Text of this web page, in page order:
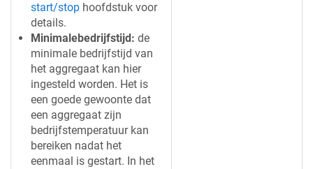
start/stop hoofdstuk voor
details.
Minimalebedrijfstijd: de
minimale bedrijfstijd van
het aggregaat kan hier
ingesteld worden. Het is
een goede gewoonte dat
een aggregaat zijn
bedrijfstemperatuur kan
bereiken nadat het
eenmaal is gestart. In het